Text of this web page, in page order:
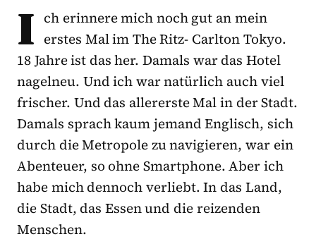
I ch erinnere mich noch gut an mein
erstes Mal im The Ritz- Carlton Tokyo.
18 Jahre ist das her. Damals war das Hotel
nagelneu. Und ich war natürlich auch viel
frischer. Und das allererste Mal in der Stadt.
Damals sprach kaum jemand Englisch, sich
durch die Metropole zu navigieren, war ein
Abenteuer, so ohne Smartphone. Aber ich
habe mich dennoch verliebt. In das Land,
die Stadt, das Essen und die reizenden
Menschen.